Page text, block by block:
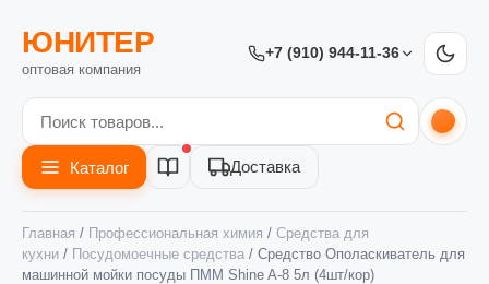
ЮНИТЕР
оптовая компания
+7 (910) 944-11-36
Каталог Доставка
Главная / Профессиональная химия / Средства для
кухни / Посудомоечные средства / Средство Ополаскиватель для
машинной мойки посуды ПММ Shine A-8 5л (4шт/кор)